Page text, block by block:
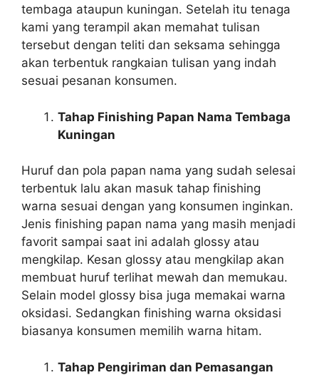
tembaga ataupun kuningan. Setelah itu tenaga
kami yang terampil akan memahat tulisan
tersebut dengan teliti dan seksama sehingga
akan terbentuk rangkaian tulisan yang indah
sesuai pesanan konsumen.
Tahap Finishing Papan Nama Tembaga
Kuningan
Huruf dan pola papan nama yang sudah selesai
terbentuk lalu akan masuk tahap finishing
warna sesuai dengan yang konsumen inginkan.
Jenis finishing papan nama yang masih menjadi
favorit sampai saat ini adalah glossy atau
mengkilap. Kesan glossy atau mengkilap akan
membuat huruf terlihat mewah dan memukau.
Selain model glossy bisa juga memakai warna
oksidasi. Sedangkan finishing warna oksidasi
biasanya konsumen memilih warna hitam.
Tahap Pengiriman dan Pemasangan